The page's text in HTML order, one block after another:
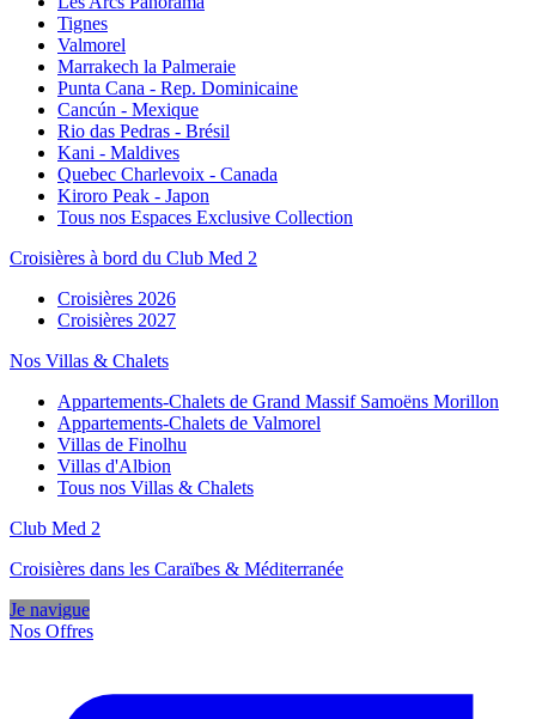
Tignes
Valmorel
Marrakech la Palmeraie
Punta Cana - Rep. Dominicaine
Cancún - Mexique
Rio das Pedras - Brésil
Kani - Maldives
Quebec Charlevoix - Canada
Kiroro Peak - Japon
Tous nos Espaces Exclusive Collection
Croisières à bord du Club Med 2
Croisières 2026
Croisières 2027
Nos Villas & Chalets
Appartements-Chalets de Grand Massif Samoëns Morillon
Appartements-Chalets de Valmorel
Villas de Finolhu
Villas d'Albion
Tous nos Villas & Chalets
Club Med 2
Croisières dans les Caraïbes & Méditerranée
Je navigue
Nos Offres